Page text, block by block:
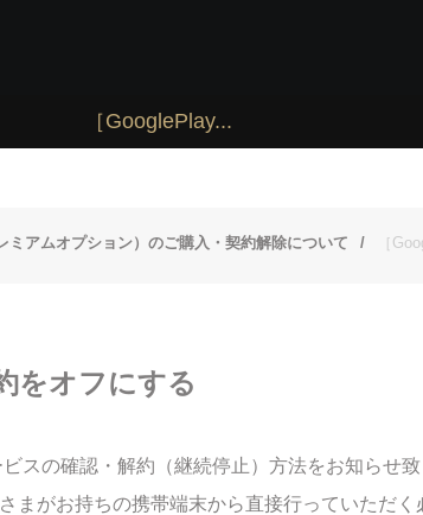
［GooglePlay...
アムオプション）のご購入・契約解除について ［
をオフにする
スの確認・解約（継続停止）方法をお知らせ致
まがお持ちの携帯端末から直接行っていただ